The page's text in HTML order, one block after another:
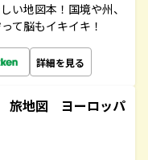
い地図本！国境や州、
て脳もイキイキ！
詳細を見る
旅地図 ヨーロッパ